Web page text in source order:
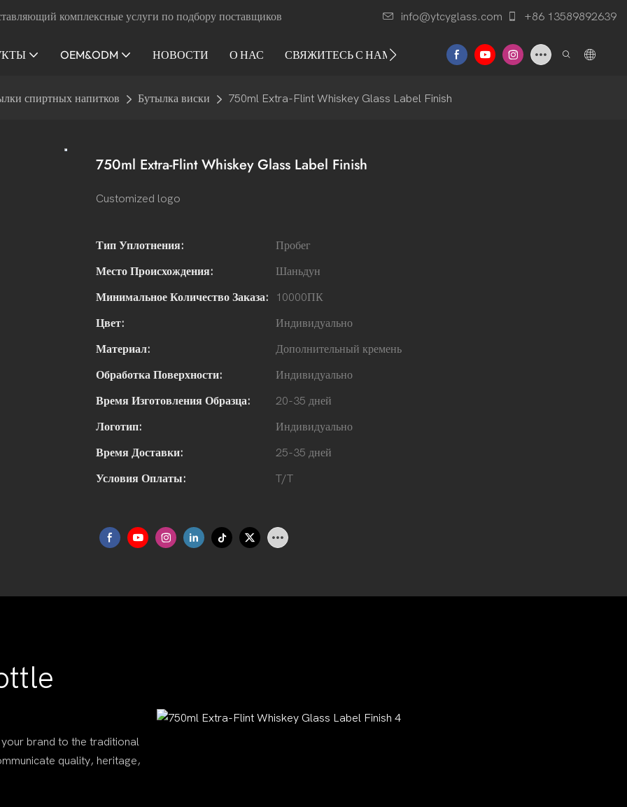
комплексные услуги по подбору поставщиков info@ytcyglass.com +86 13589892639
OEM&ODM НОВОСТИ О НАС СВЯЖИТЕСЬ С НАМИ
спиртных напитков Бутылка виски 750ml Extra-Flint Whiskey Glass Label Finish
750ml Extra-Flint Whiskey Glass Label Finish
Customized logo
Тип Уплотнения: Пробег
Место Происхождения: Шаньдун
Минимальное Количество Заказа: 10000ПК
Цвет: Индивидуально
Материал: Дополнительный кремень
Обработка Поверхности: Индивидуально
Время Изготовления Образца: 20-35 дней
Логотип: Индивидуально
Время Доставки: 25-35 дней
Условия Оплаты: T/T
brand to the traditional
quality, heritage,